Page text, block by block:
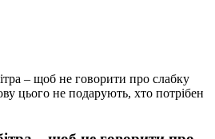
– щоб не говорити про слабку
цього не подарують, хто потрібен